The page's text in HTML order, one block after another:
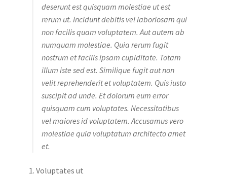
deserunt est quisquam molestiae ut est
rerum ut. Incidunt debitis vel laboriosam qui
non facilis quam voluptatem. Aut autem ab
numquam molestiae. Quia rerum fugit
nostrum et facilis ipsam cupiditate. Totam
illum iste sed est. Similique fugit aut non
velit reprehenderit et voluptatem. Quis iusto
suscipit ad unde. Et dolorum eum error
quisquam cum voluptates. Necessitatibus
vel maiores id voluptatem. Accusamus vero
molestiae quia voluptatum architecto amet
et.
Voluptates ut